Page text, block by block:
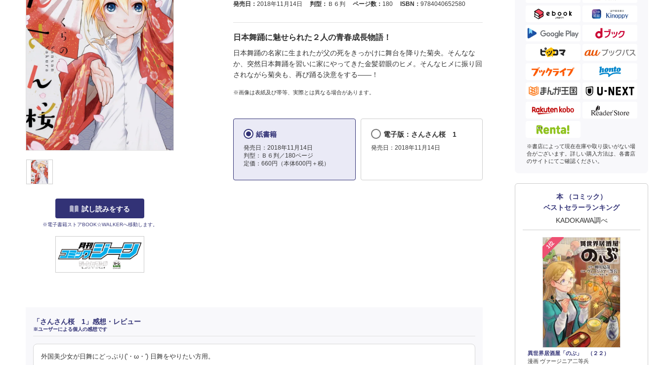
試し読みをする
※電子書籍ストアBOOK☆WALKERへ移動します。
発売日： 2018年11月14日 判型： Ｂ６判 ページ数： 180 ISBN： 9784040652580
日本舞踊に魅せられた２人の青春成長物語！
日本舞踊の名家に生まれたが父の死をきっかけに舞台を降りた菊央。そんなな
か、突然日本舞踊を習いに家にやってきた金髪碧眼のヒメ。そんなヒメに振り回
されながら菊央も、再び踊る決意をする――！
※画像は表紙及び帯等、実際とは異なる場合があります。
紙書籍
発売日：2018年11月14日
判型：Ｂ６判／180ページ
定価：660円（本体600円＋税）
電子版：さんさん桜 1
発売日：2018年11月14日
「さんさん桜 1」感想・レビュー
※ユーザーによる個人の感想です
外国美少女が日舞にどっぷり('・ω・') 日舞をやりたい方用。
※書店によって現在在庫や取り扱いがない場
合がございます。詳しい購入方法は、各書店
のサイトにてご確認ください。
本 （コミック）
ベストセラーランキング
KADOKAWA調べ
1位
異世界居酒屋「のぶ」 （２２）
漫画 ヴァージニア二等兵